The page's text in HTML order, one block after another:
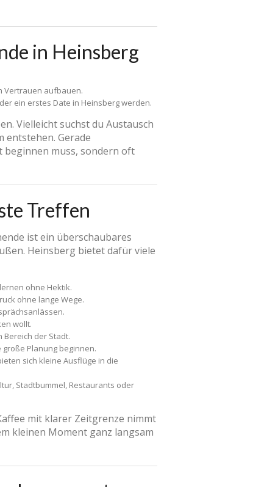
in Heinsberg
Vertrauen aufbauen.
ein erstes Date in Heinsberg werden.
Vielleicht suchst du Austausch
entstehen. Gerade
beginnen muss, sondern oft
Treffen
ist ein überschaubares
Heinsberg bietet dafür viele
ohne Hektik.
ohne lange Wege.
wollt.
der Stadt.
Planung beginnen.
sich kleine Ausflüge in die
Stadtbummel, Restaurants oder
mit klarer Zeitgrenze nimmt
kleinen Moment ganz langsam